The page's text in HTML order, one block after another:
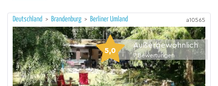
Deutschland > Brandenburg > Berliner Umland a10565
5,0
Außergewöhnlich
7 Bewertungen